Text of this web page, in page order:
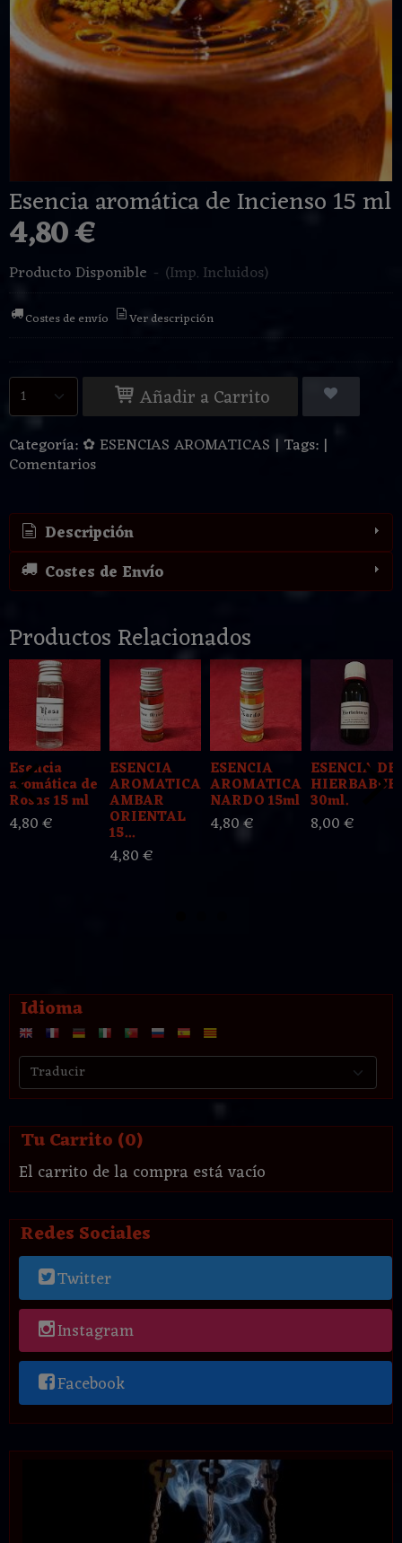
Idioma
Tu Carrito (0)
El carrito de la compra está vacío
Redes Sociales
Twitter
Instagram
Facebook
Esencia aromática de Incienso 15 ml
4,80 €
Producto Disponible - (Imp. Incluidos)
Costes de envío Ver descripción
Añadir a Carrito
Categoría: ✿ ESENCIAS AROMATICAS | Tags: |
Comentarios
Descripción
Costes de Envío
Productos Relacionados
Esencia
aromática de
Rosas 15 ml
4,80 €
ESENCIA
AROMATICA
AMBAR
ORIENTAL
15...
4,80 €
ESENCIA
AROMATICA
NARDO 15ml
4,80 €
ESENCIA DE
30ml.
8,00 €